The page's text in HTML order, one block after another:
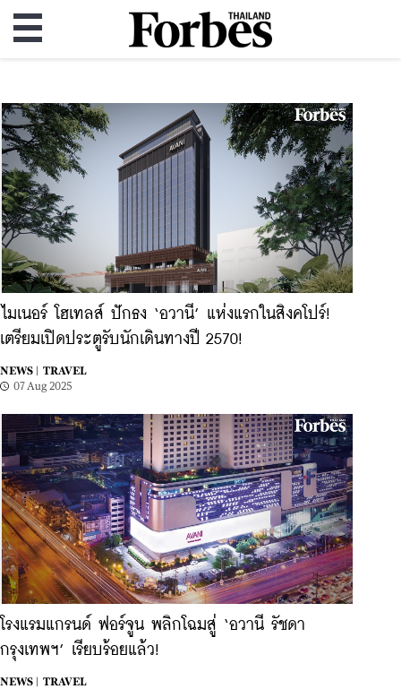
ไมเนอร์ โฮเทลส์ ปักธง ‘อวานี’ แห่งแรกในสิงคโปร์!
เตรียมเปิดประตูรับนักเดินทางปี 2570!
NEWS |
TRAVEL
07 Aug 2025
โรงแรมแกรนด์ ฟอร์จูน พลิกโฉมสู่ ‘อวานี รัชดา
กรุงเทพฯ’ เรียบร้อยแล้ว!
NEWS |
TRAVEL